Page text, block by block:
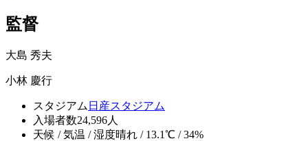
監督
大島 秀夫
小林 慶行
スタジアム 日産スタジアム
入場者数24,596人
天候 / 気温 / 湿度晴れ / 13.1℃ / 34%